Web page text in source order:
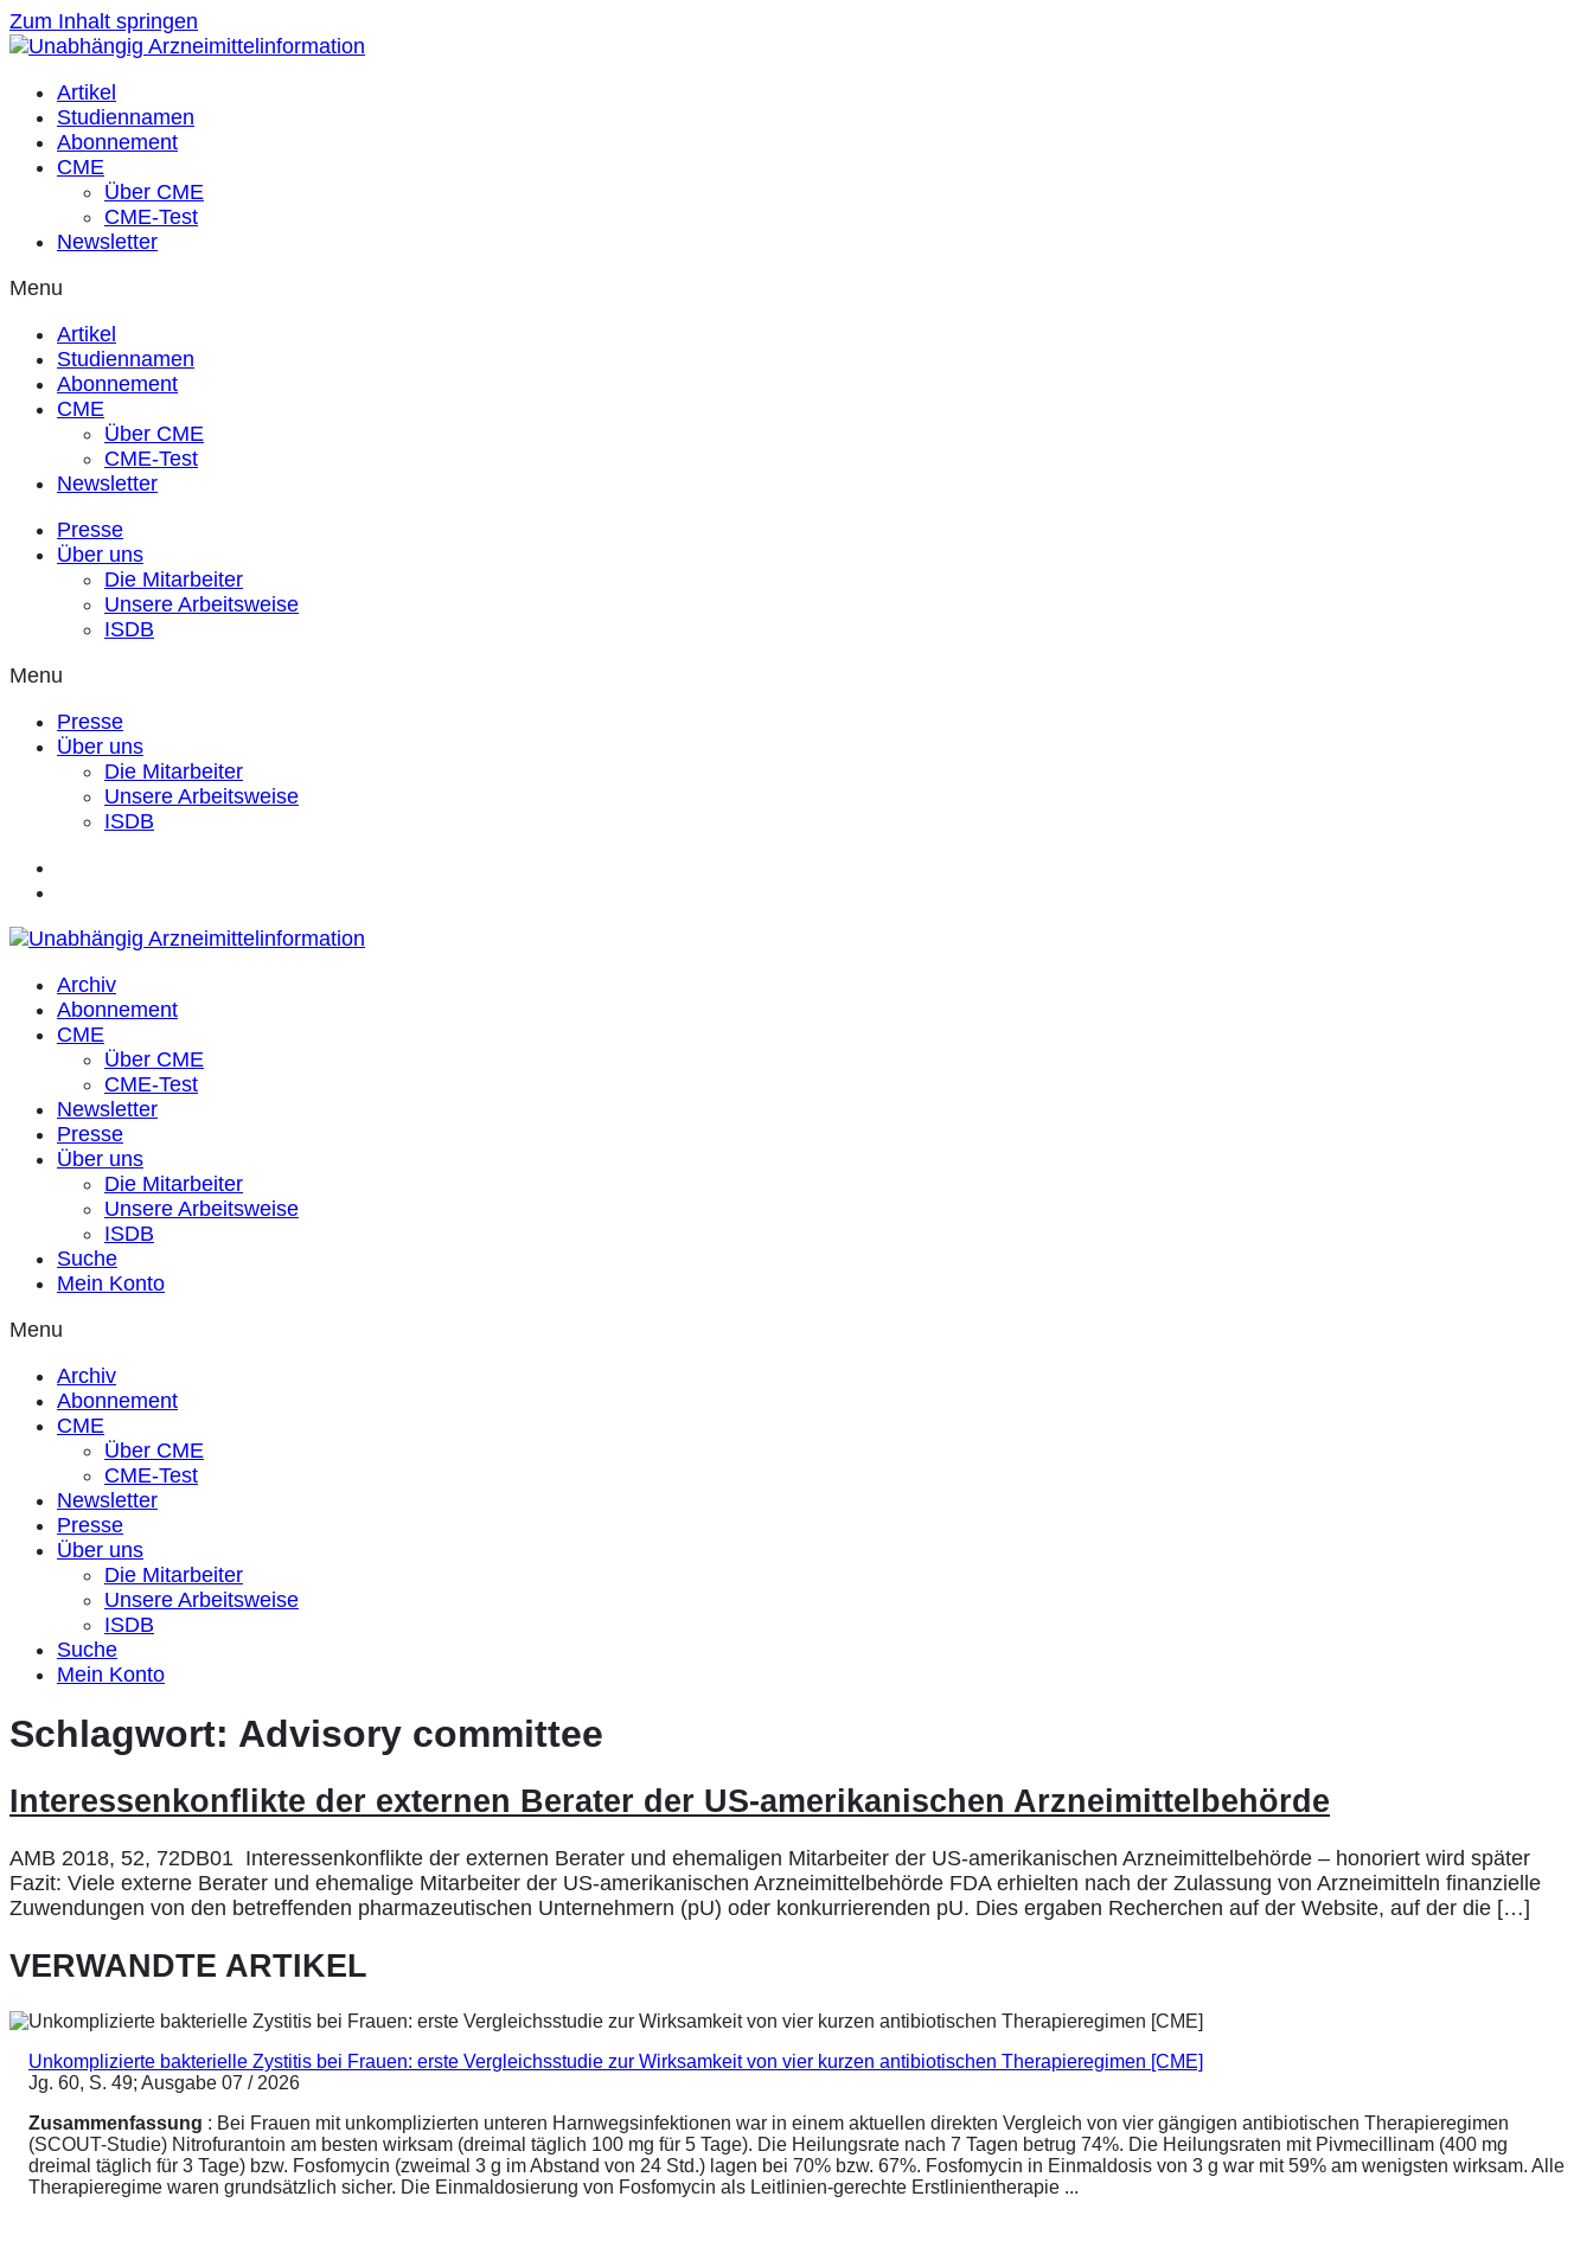
Zum Inhalt springen
Artikel
Studiennamen
Abonnement
CME
Über CME
CME-Test
Newsletter
Menu
Artikel
Studiennamen
Abonnement
CME
Über CME
CME-Test
Newsletter
Presse
Über uns
Die Mitarbeiter
Unsere Arbeitsweise
ISDB
Menu
Presse
Über uns
Die Mitarbeiter
Unsere Arbeitsweise
ISDB
Archiv
Abonnement
CME
Über CME
CME-Test
Newsletter
Presse
Über uns
Die Mitarbeiter
Unsere Arbeitsweise
ISDB
Suche
Mein Konto
Menu
Archiv
Abonnement
CME
Über CME
CME-Test
Newsletter
Presse
Über uns
Die Mitarbeiter
Unsere Arbeitsweise
ISDB
Suche
Mein Konto
Schlagwort: Advisory committee
Interessenkonflikte der externen Berater der US-amerikanischen Arzneimittelbehörde
AMB 2018, 52, 72DB01 Interessenkonflikte der externen Berater und ehemaligen Mitarbeiter der US-amerikanischen Arzneimittelbehörde – honoriert wird später
Fazit: Viele externe Berater und ehemalige Mitarbeiter der US-amerikanischen Arzneimittelbehörde FDA erhielten nach der Zulassung von Arzneimitteln finanzielle
Zuwendungen von den betreffenden pharmazeutischen Unternehmern (pU) oder konkurrierenden pU. Dies ergaben Recherchen auf der Website, auf der die […]
VERWANDTE ARTIKEL
Unkomplizierte bakterielle Zystitis bei Frauen: erste Vergleichsstudie zur Wirksamkeit von vier kurzen antibiotischen Therapieregimen [CME]
Jg. 60, S. 49; Ausgabe 07 / 2026
Zusammenfassung : Bei Frauen mit unkomplizierten unteren Harnwegsinfektionen war in einem aktuellen direkten Vergleich von vier gängigen antibiotischen Therapieregimen
(SCOUT-Studie) Nitrofurantoin am besten wirksam (dreimal täglich 100 mg für 5 Tage). Die Heilungsrate nach 7 Tagen betrug 74%. Die Heilungsraten mit Pivmecillinam (400 mg
dreimal täglich für 3 Tage) bzw. Fosfomycin (zweimal 3 g im Abstand von 24 Std.) lagen bei 70% bzw. 67%. Fosfomycin in Einmaldosis von 3 g war mit 59% am wenigsten wirksam. Alle
Therapieregime waren grundsätzlich sicher. Die Einmaldosierung von Fosfomycin als Leitlinien-gerechte Erstlinientherapie ...